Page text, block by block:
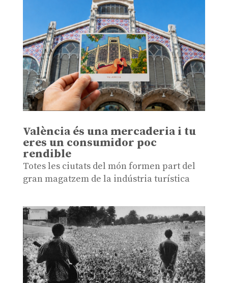
València és una mercaderia i tu
eres un consumidor poc
rendible
Totes les ciutats del món formen part del
gran magatzem de la indústria turística